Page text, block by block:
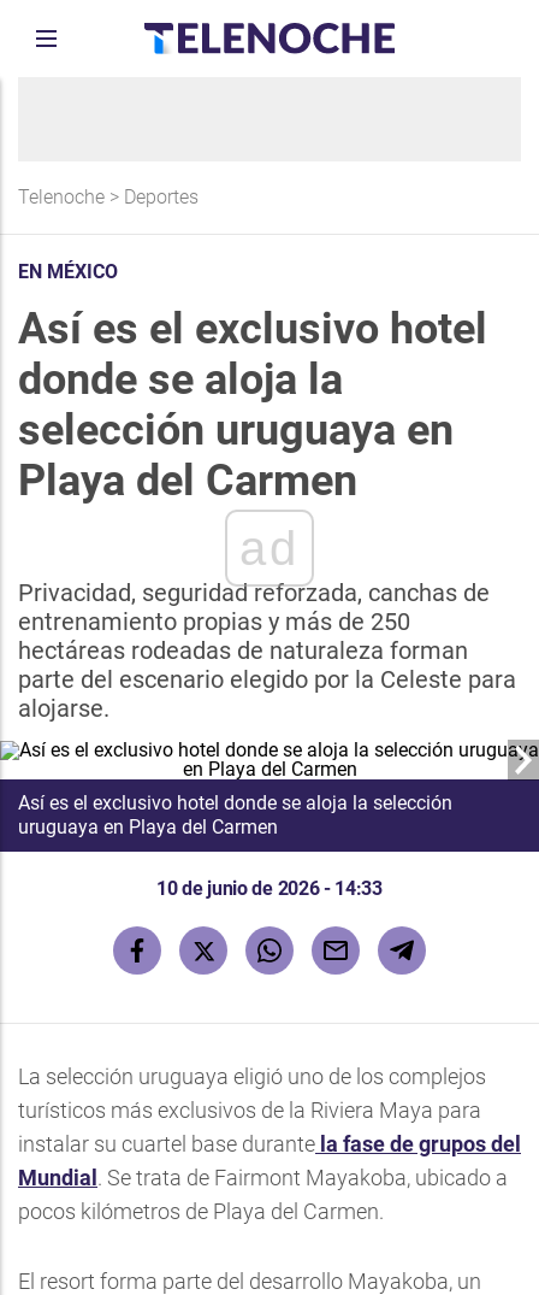
Telenoche > Deportes
EN MÉXICO
Así es el exclusivo hotel
donde se aloja la
selección uruguaya en
Playa del Carmen
ad
Privacidad, seguridad reforzada, canchas de
entrenamiento propias y más de 250
hectáreas rodeadas de naturaleza forman
parte del escenario elegido por la Celeste para
alojarse.
Así es el exclusivo hotel donde se aloja la selección
uruguaya en Playa del Carmen
10 de junio de 2026 - 14:33
La selección uruguaya eligió uno de los complejos
turísticos más exclusivos de la Riviera Maya para
instalar su cuartel base durante la fase de grupos del
Mundial . Se trata de Fairmont Mayakoba, ubicado a
pocos kilómetros de Playa del Carmen.
El resort forma parte del desarrollo Mayakoba, un